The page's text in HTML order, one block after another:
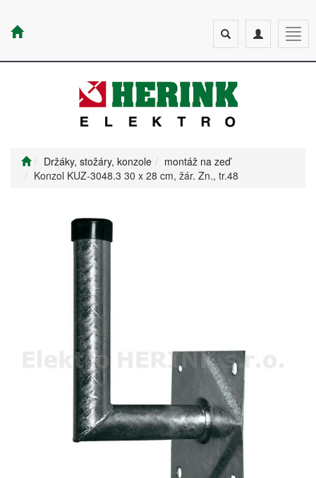
Toggle
navigation
Toggle
search
Držáky, stožáry, konzole
montáž na zeď
Konzol KUZ-3048.3 30 x 28 cm, žár. Zn., tr.48